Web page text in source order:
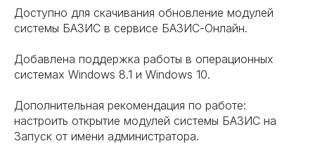
Доступно для скачивания обновление модулей
системы БАЗИС в сервисе БАЗИС-Онлайн.
Добавлена поддержка работы в операционных
системах Windows 8.1 и Windows 10.
Дополнительная рекомендация по работе:
настроить открытие модулей системы БАЗИС на
Запуск от имени администратора.